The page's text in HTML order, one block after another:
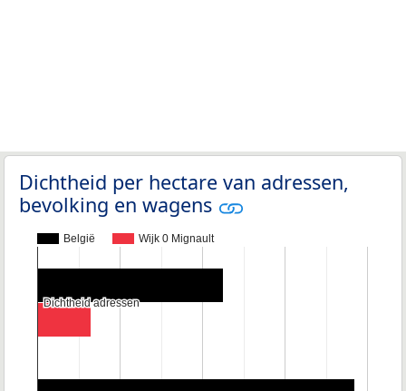
Dichtheid per hectare van adressen,
bevolking en wagens
België Wijk 0 Mignault
Dichtheid adressen
Dichtheid adressen